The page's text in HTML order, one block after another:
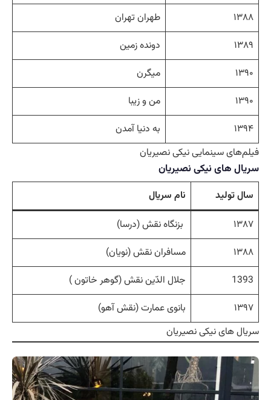
۱۳۸۸
طهران تهران
۱۳۸۹
دونده زمین
۱۳۹۰
میگرن
۱۳۹۰
من و زیبا
۱۳۹۴
به دنیا آمدن
فیلم‌های سینمایی نیکی نصیریان
سریال های نیکی نصیریان
سال تولید
نام سریال
۱۳۸۷
بزنگاه نقش (درسا)
۱۳۸۸
مسافران نقش (نویان)
1393
جلال الدّین نقش (گوهر خاتون )
۱۳۹۷
بانوی عمارت (نقش آهو)
سریال های نیکی نصیریان